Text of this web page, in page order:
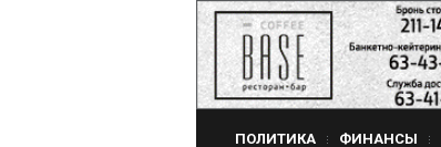
ПОЛИТИКА ФИНАНСЫ